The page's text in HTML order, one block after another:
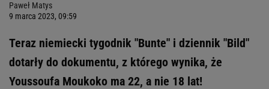
Paweł Matys
9 marca 2023, 09:59
Teraz niemiecki tygodnik "Bunte" i dziennik "Bild"
dotarły do dokumentu, z którego wynika, że
Youssoufa Moukoko ma 22, a nie 18 lat!